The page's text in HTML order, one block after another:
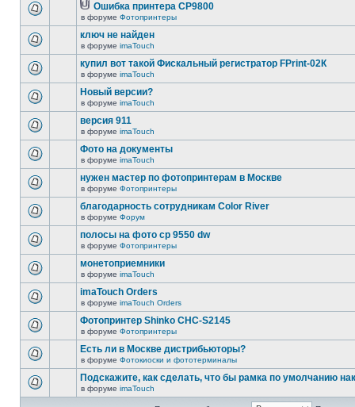
Ошибка принтера CP9800
в форуме Фотопринтеры
ключ не найден
в форуме imaTouch
купил вот такой Фискальный регистратор FPrint-02К
в форуме imaTouch
Новый версии?
в форуме imaTouch
версия 911
в форуме imaTouch
Фото на документы
в форуме imaTouch
нужен мастер по фотопринтерам в Москве
в форуме Фотопринтеры
благодарность сотрудникам Color River
в форуме Форум
полосы на фото cp 9550 dw
в форуме Фотопринтеры
монетоприемники
в форуме imaTouch
imaTouch Orders
в форуме imaTouch Orders
Фотопринтер Shinko CHC-S2145
в форуме Фотопринтеры
Есть ли в Москве дистрибьюторы?
в форуме Фотокиоски и фототерминалы
Подскажите, как сделать, что бы рамка по умолчанию
в форуме imaTouch